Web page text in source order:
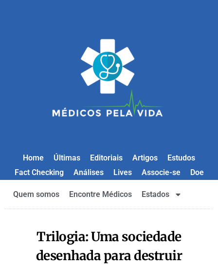
Home Últimas Editoriais Artigos
Estudos
Fact Checking
Análises Lives Associe-se Doe
Quem somos Encontre Médicos Estados
Trilogia: Uma sociedade
desenhada para destruir